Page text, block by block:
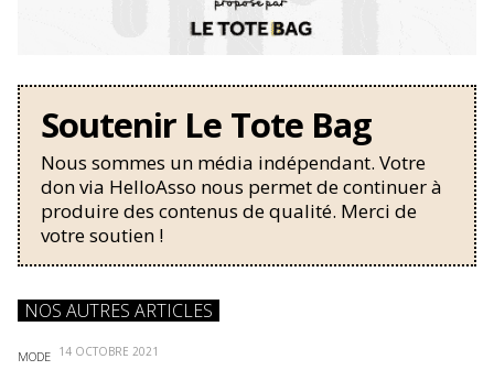
Soutenir Le Tote Bag
Nous sommes un média indépendant. Votre
don via HelloAsso nous permet de continuer à
produire des contenus de qualité. Merci de
votre soutien !
NOS AUTRES ARTICLES
MODE 14 OCTOBRE 2021